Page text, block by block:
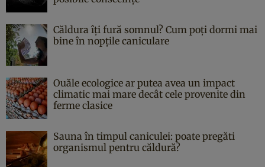
Căldura îți fură somnul? Cum poți dormi mai
bine în nopțile caniculare
Ouăle ecologice ar putea avea un impact
climatic mai mare decât cele provenite din
ferme clasice
Sauna în timpul caniculei: poate pregăti
organismul pentru căldură?